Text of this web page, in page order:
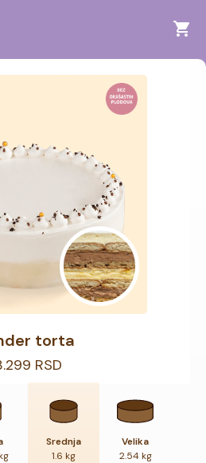
torta
RSD
Srednja
1.6 kg
Velika
2.54 kg